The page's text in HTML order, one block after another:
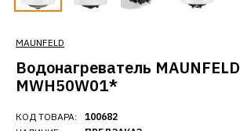
MAUNFELD
Водонагреватель MAUNFELD
MWH50W01*
КОД ТОВАРА:
100682